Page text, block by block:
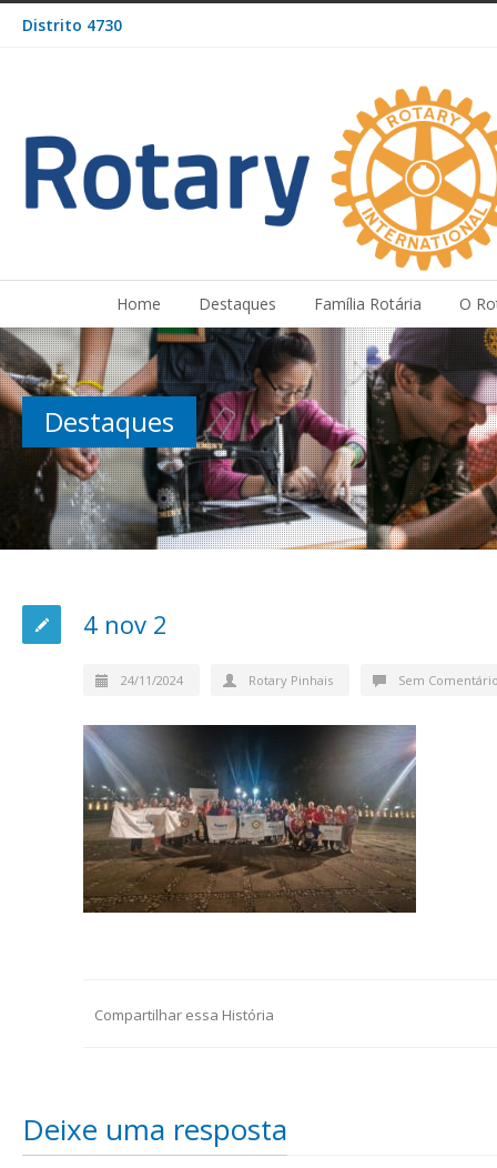
Distrito 4730
Home Destaques Família Rotária O
Destaques
4 nov 2
24/11/2024 Rotary Pinhais Sem
Compartilhar essa História
Deixe uma resposta